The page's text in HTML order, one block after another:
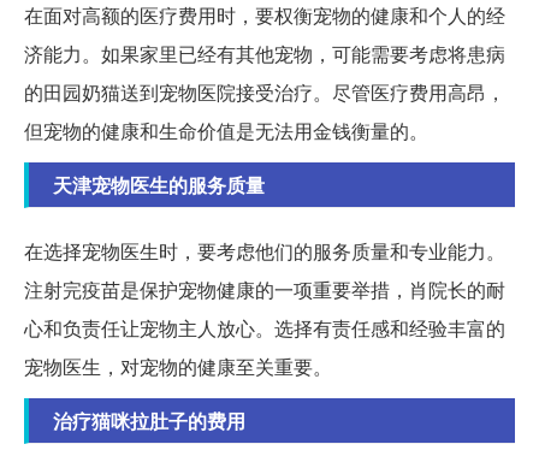
在面对高额的医疗费用时，要权衡宠物的健康和个人的经
济能力。如果家里已经有其他宠物，可能需要考虑将患病
的田园奶猫送到宠物医院接受治疗。尽管医疗费用高昂，
但宠物的健康和生命价值是无法用金钱衡量的。
天津宠物医生的服务质量
在选择宠物医生时，要考虑他们的服务质量和专业能力。
注射完疫苗是保护宠物健康的一项重要举措，肖院长的耐
心和负责任让宠物主人放心。选择有责任感和经验丰富的
宠物医生，对宠物的健康至关重要。
治疗猫咪拉肚子的费用